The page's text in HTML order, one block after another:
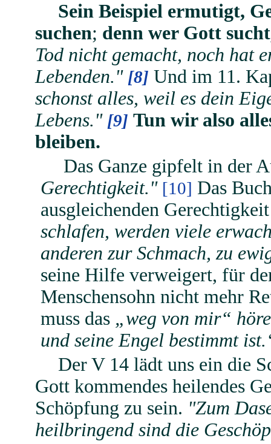
Sein Beispiel ermutigt,
suchen; denn wer Gott
Tod nicht gemacht, noch hat
Lebenden." [8] Und im 11.
schonst alles, weil es dein
Lebens." [9] Tun wir also
bleiben.
Das Ganze gipfelt in der
Gerechtigkeit." [10] Das
ausgleichenden Gerechtigkeit
schlafen, werden viele
anderen zur Schmach, zu
seine Hilfe verweigert, für
Menschensohn nicht mehr
muss das „weg von mir“
und seine Engel bestimmt
Der V 14 lädt uns ein die
Gott kommendes heilendes
Schöpfung zu sein. "Zum
heilbringend sind die